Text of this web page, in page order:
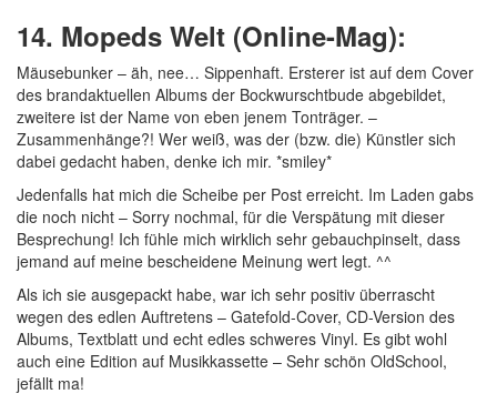
14. Mopeds Welt (Online-Mag):
Mäusebunker – äh, nee… Sippenhaft. Ersterer ist auf dem Cover
des brandaktuellen Albums der Bockwurschtbude abgebildet,
zweitere ist der Name von eben jenem Tonträger. –
Zusammenhänge?! Wer weiß, was der (bzw. die) Künstler sich
dabei gedacht haben, denke ich mir. *smiley*
Jedenfalls hat mich die Scheibe per Post erreicht. Im Laden gabs
die noch nicht – Sorry nochmal, für die Verspätung mit dieser
Besprechung! Ich fühle mich wirklich sehr gebauchpinselt, dass
jemand auf meine bescheidene Meinung wert legt. ^^
Als ich sie ausgepackt habe, war ich sehr positiv überrascht
wegen des edlen Auftretens – Gatefold-Cover, CD-Version des
Albums, Textblatt und echt edles schweres Vinyl. Es gibt wohl
auch eine Edition auf Musikkassette – Sehr schön OldSchool,
jefällt ma!